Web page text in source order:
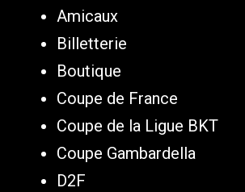
Amicaux
Billetterie
Boutique
Coupe de France
Coupe de la Ligue BKT
Coupe Gambardella
D2F